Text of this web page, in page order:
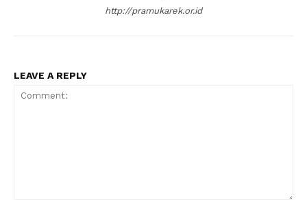
http://pramukarek.or.id
LEAVE A REPLY